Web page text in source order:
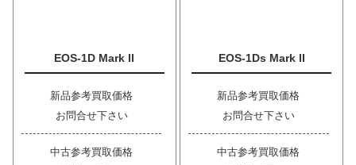
EOS-1D Mark II
新品参考買取価格
お問合せ下さい
中古参考買取価格
EOS-1Ds Mark II
新品参考買取価格
お問合せ下さい
中古参考買取価格